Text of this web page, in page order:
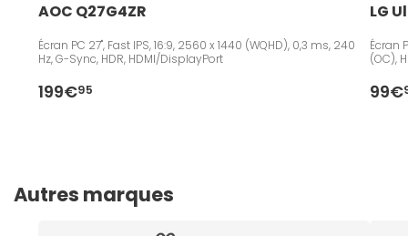
AOC Q27G4ZR
Écran PC 27", Fast IPS, 16:9, 2560 x 1440 (WQHD), 0,3 ms, 240
Hz, G-Sync, HDR, HDMI/DisplayPort
199€95
LG
Écran
(OC),
99€
Autres marques